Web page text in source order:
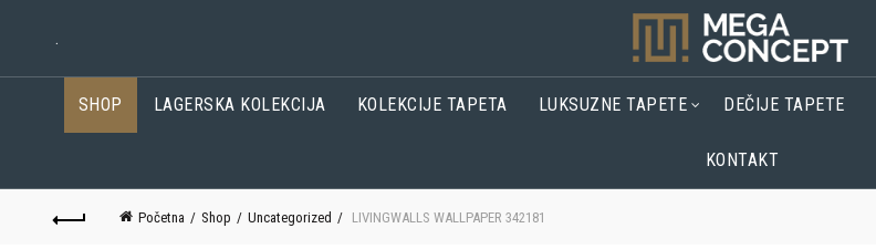
.
SHOP LAGERSKA KOLEKCIJA KOLEKCIJE TAPETA LUKSUZNE TAPETE DEČIJE TAPETE
KONTAKT
Početna Shop Uncategorized LIVINGWALLS WALLPAPER 342181